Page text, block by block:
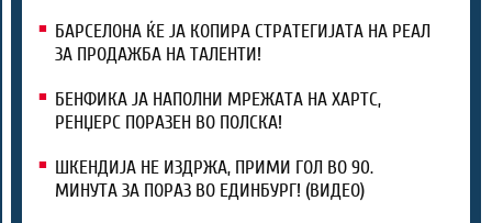
БАРСЕЛОНА ЌЕ ЈА КОПИРА СТРАТЕГИЈАТА НА РЕАЛ
ЗА ПРОДАЖБА НА ТАЛЕНТИ!
БЕНФИКА ЈА НАПОЛНИ МРЕЖАТА НА ХАРТС,
РЕНЏЕРС ПОРАЗЕН ВО ПОЛСКА!
ШКЕНДИЈА НЕ ИЗДРЖА, ПРИМИ ГОЛ ВО 90.
МИНУТА ЗА ПОРАЗ ВО ЕДИНБУРГ! (ВИДЕО)